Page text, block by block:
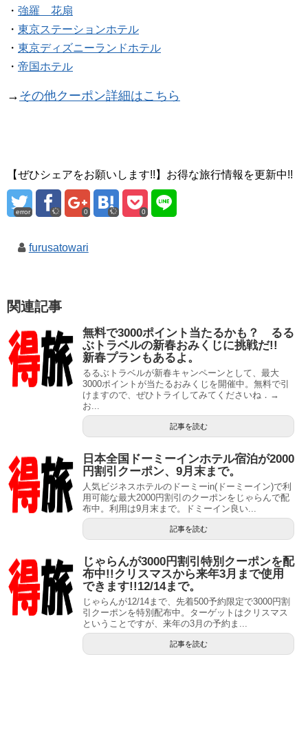
・ 強羅 花扇
・ 東京ステーションホテル
・ 東京ディズニーランドホテル
・ 帝国ホテル
→ その他クーポン詳細はこちら
【ぜひシェアをお願いします!!】お得な旅行情報を更新中!!
error 0 0
furusatowari
関連記事
無料で3000ポイント当たるかも？ るる
ぶトラベルの新春おみくじに挑戦だ!!
新春プランもあるよ。
るるぶトラベルが新春キャンペーンとして、最大
3000ポイントが当たるおみくじを開催中。無料で引
けますので、ぜひトライしてみてくださいね．→
お...
記事を読む
日本全国ドーミーインホテル宿泊が2000
円割引クーポン、9月末まで。
人気ビジネスホテルのドーミーin(ドーミーイン)で利
用可能な最大2000円割引のクーポンをじゃらんで配
布中。利用は9月末まで。ドミーイン良い...
記事を読む
じゃらんが3000円割引特別クーポンを配
布中!!クリスマスから来年3月まで使用
できます!!12/14まで。
じゃらんが12/14まで、先着500予約限定で3000円割
引クーポンを特別配布中。ターゲットはクリスマス
ということですが、来年の3月の予約ま...
記事を読む